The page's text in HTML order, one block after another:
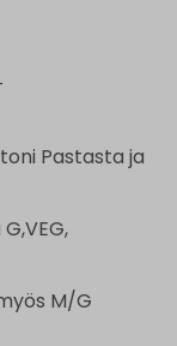
Pastasta ja
M/G